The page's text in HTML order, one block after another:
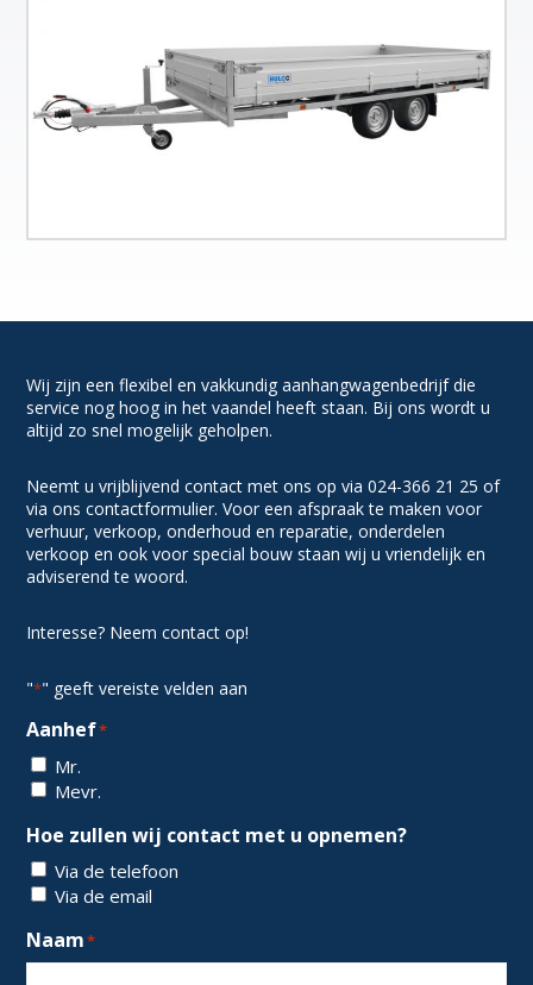
Wij zijn een flexibel en vakkundig aanhangwagenbedrijf die
service nog hoog in het vaandel heeft staan. Bij ons wordt u
altijd zo snel mogelijk geholpen.
Neemt u vrijblijvend contact met ons op via 024-366 21 25 of
via ons contactformulier. Voor een afspraak te maken voor
verhuur, verkoop, onderhoud en reparatie, onderdelen
verkoop en ook voor special bouw staan wij u vriendelijk en
adviserend te woord.
Interesse? Neem contact op!
"*" geeft vereiste velden aan
Aanhef*
Mr.
Mevr.
Hoe zullen wij contact met u opnemen?
Via de telefoon
Via de email
Naam*